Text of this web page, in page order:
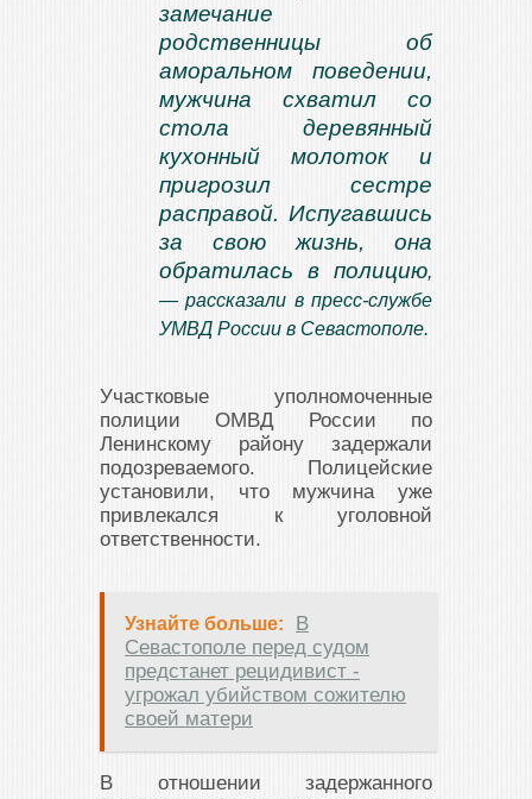
замечание
родственницы об
аморальном поведении,
мужчина схватил со
стола деревянный
кухонный молоток и
пригрозил сестре
расправой. Испугавшись
за свою жизнь, она
обратилась в полицию,
— рассказали в пресс-службе
УМВД России в Севастополе.
Участковые уполномоченные
полиции ОМВД России по
Ленинскому району задержали
подозреваемого. Полицейские
установили, что мужчина уже
привлекался к уголовной
ответственности.
Узнайте больше:
В
Севастополе перед судом
предстанет рецидивист -
угрожал убийством сожителю
своей матери
В отношении задержанного